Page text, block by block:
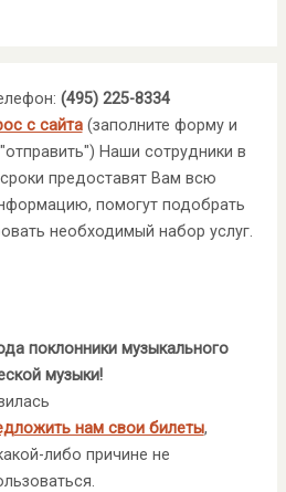
(495) 225-8334
с сайта(заполните форму и
Наши сотрудники в
предоставят Вам всю
помогут подобрать
необходимый набор услуг.
поклонники музыкального
музыки!
нам свои билеты,
либо причине не